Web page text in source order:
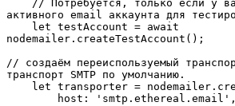
активного email аккаунта для
nodemailer.createTestAccount();
// создаём переиспользуемый
транспорт SMTP по умолчанию.